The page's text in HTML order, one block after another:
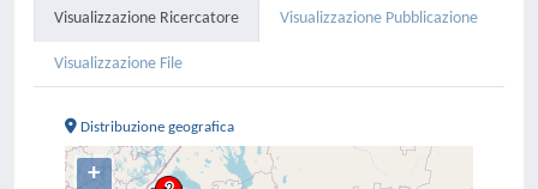
Visualizzazione Ricercatore Visualizzazione Pubblicazione
Visualizzazione File
Distribuzione geografica
+